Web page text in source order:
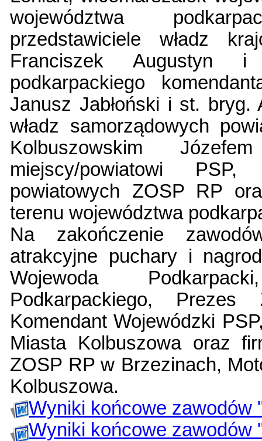
województwa
przedstawiciele władz
Franciszek Augustyn i
podkarpackiego
Janusz Jabłoński i st. bryg.
władz samorządowych
Kolbuszowskim
miejscy/powiatowi
powiatowych ZOSP RP
terenu województwa
Na zakończenie
atrakcyjne puchary i
Wojewoda
Podkarpackiego,
Komendant Wojewódzki
Miasta Kolbuszowa oraz
ZOSP RP w Brzezinach,
Kolbuszowa.
Wyniki końcowe zawodów
Wyniki końcowe zawodów